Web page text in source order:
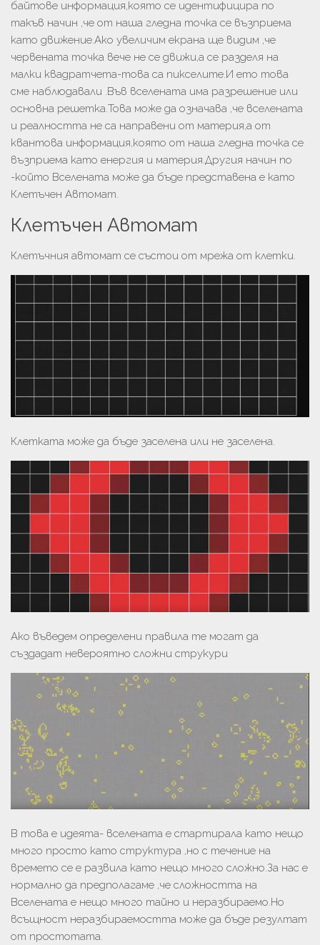
байтове информация,която се идентифицира по
такъв начин ,че от наша гледна точка се възприема
като движение.Ако увеличим екрана ще видим ,че
червената точка вече не се движи,а се разделя на
малки квадратчета-това са пикселите.И ето това
сме наблюдавали .Във вселената има разрешение или
основна решетка.Това може да означава ,че вселената
и реалността не са направени от материя,а от
квантова информация,която от наша гледна точка се
възприема като енергия и материя.Другия начин по
-който Вселената може да бъде представена е като
Клетъчен Автомат.
Клетъчен Автомат
Клетъчния автомат се състои от мрежа от клетки.
Клетката може да бъде заселена или не заселена.
Ако въведем определени правила те могат да
създадат невероятно сложни струкури
В това е идеята- вселената е стартирала като нещо
много просто като структура ,но с течение на
времето се е развила като нещо много сложно.За нас е
нормално да предполагаме ,че сложността на
Вселената е нещо много тайно и неразбираемо.Но
всъщност неразбираемостта може да бъде резултат
от простотата.